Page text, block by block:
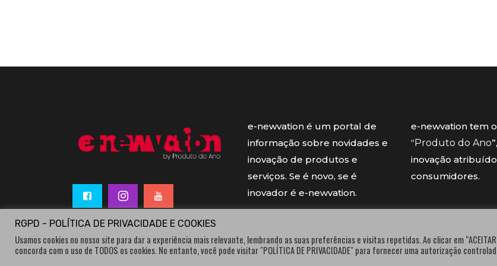
e-newvation é um portal de
informação sobre novidades e
inovação de produtos e
serviços. Se é novo, se é
inovador é e-newvation.
e-newvation tem
“ Produto do Ano
inovação
consumidores.
RGPD - POLÍTICA DE PRIVACIDADE E COOKIES
Usamos cookies no nosso site para dar a experiência mais relevante, lembrando as suas preferências e visitas repetidas. Ao clicar em
concorda com o uso de TODOS os cookies. No entanto, você pode visitar "POLÍTICA DE PRIVACIDADE" para fornecer uma autorização